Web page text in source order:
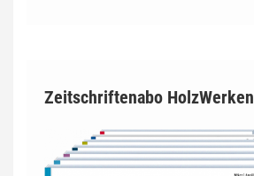
Zeitschriftenabo HolzWerken